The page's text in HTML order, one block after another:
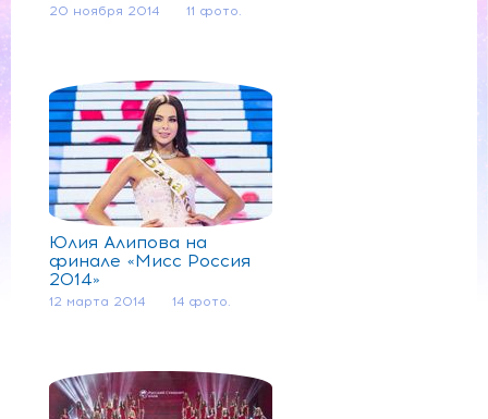
20 ноября 2014 11 фото.
Юлия Алипова на
финале «Мисс Россия
2014»
12 марта 2014 14 фото.